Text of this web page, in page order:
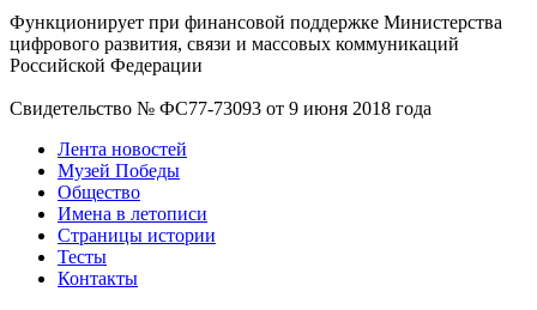
Функционирует при финансовой поддержке Министерства
цифрового развития, связи и массовых коммуникаций
Российской Федерации
Свидетельство № ФС77-73093 от 9 июня 2018 года
Лента новостей
Музей Победы
Общество
Имена в летописи
Страницы истории
Тесты
Контакты